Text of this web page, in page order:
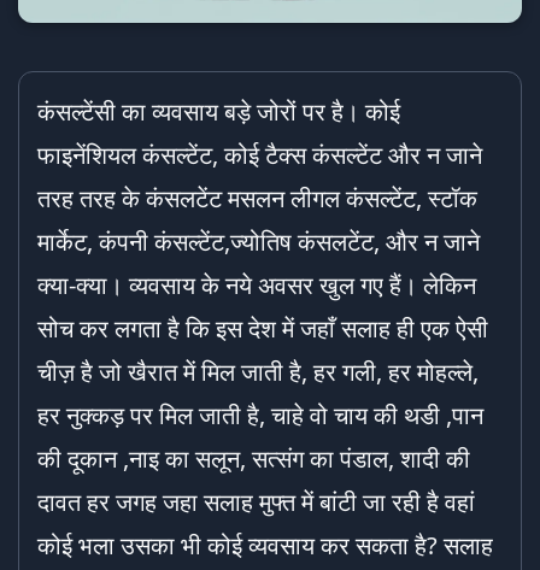
कंसल्टेंसी का व्यवसाय बड़े जोरों पर है। कोई
फाइनेंशियल कंसल्टेंट, कोई टैक्स कंसल्टेंट और न जाने
तरह तरह के कंसलटेंट मसलन लीगल कंसल्टेंट, स्टॉक
मार्केट, कंपनी कंसल्टेंट,ज्योतिष कंसलटेंट, और न जाने
क्या-क्या। व्यवसाय के नये अवसर खुल गए हैं। लेकिन
सोच कर लगता है कि इस देश में जहाँ सलाह ही एक ऐसी
चीज़ है जो खैरात में मिल जाती है, हर गली, हर मोहल्ले,
हर नुक्कड़ पर मिल जाती है, चाहे वो चाय की थडी ,पान
की दूकान ,नाइ का सलून, सत्संग का पंडाल, शादी की
दावत हर जगह जहा सलाह मुफ्त में बांटी जा रही है वहां
कोई भला उसका भी कोई व्यवसाय कर सकता है? सलाह